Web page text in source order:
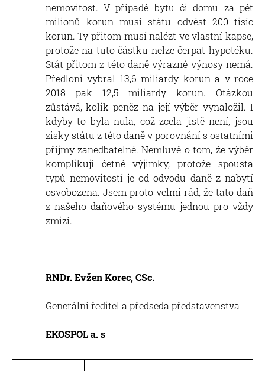
nemovitost. V případě bytu či domu za pět
milionů korun musí státu odvést 200 tisíc
korun. Ty přitom musí nalézt ve vlastní kapse,
protože na tuto částku nelze čerpat hypotéku.
Stát přitom z této daně výrazné výnosy nemá.
Předloni vybral 13,6 miliardy korun a v roce
2018 pak 12,5 miliardy korun. Otázkou
zůstává, kolik peněz na její výběr vynaložil. I
kdyby to byla nula, což zcela jistě není, jsou
zisky státu z této daně v porovnání s ostatními
příjmy zanedbatelné. Nemluvě o tom, že výběr
komplikují četné výjimky, protože spousta
typů nemovitostí je od odvodu daně z nabytí
osvobozena. Jsem proto velmi rád, že tato daň
z našeho daňového systému jednou pro vždy
zmizí.
RNDr. Evžen Korec, CSc.
Generální ředitel a předseda představenstva
EKOSPOL a. s